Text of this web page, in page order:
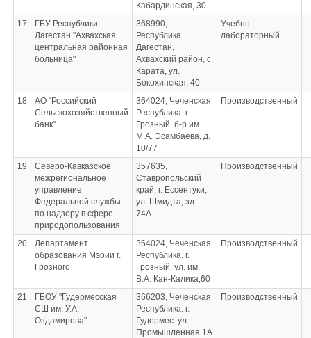
Кабардинская, 30
17
ГБУ Республики
Дагестан "Ахвахская
центральная районная
больница"
368990,
Республика
Дагестан,
Ахвахский район, с.
Карата, ул.
Бокохинская, 40
Учебно-
лабораторный
18
АО "Российский
Сельскохозяйственный
банк"
364024, Чеченская
Республика. г.
Грозный. б-р им.
М.А. Эсамбаева, д.
10/77
Производственный
19
Северо-Кавказское
межрегиональное
управление
Федеральной службы
по надзору в сфере
природопользования
357635,
Ставропольский
край, г. Ессентуки,
ул. Шмидта, зд.
74А
Производственный
20
Департамент
образования Мэрии г.
Грозного
364024, Чеченская
Республика. г.
Грозный. ул. им.
В.А. Кан-Калика,60
Производственный
21
ГБОУ "Гудермесская
СШ им. У.А.
Оздамирова"
366203, Чеченская
Республика. г.
Гудермес. ул.
Промышленная 1А
Производственный